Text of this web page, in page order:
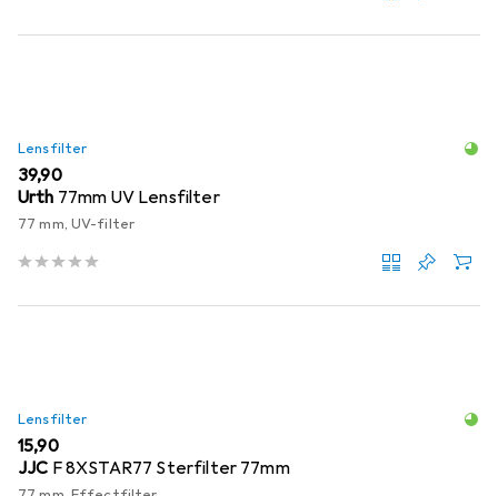
Lensfilter
EUR
39,90
Urth 77mm UV Lensfilter
77 mm, UV-filter
Lensfilter
EUR
15,90
JJC F 8XSTAR77 Sterfilter 77mm